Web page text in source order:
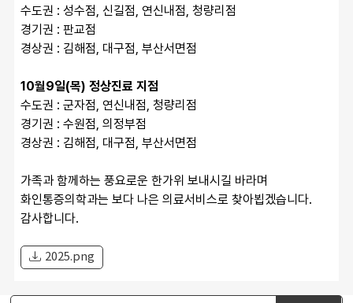
수도권 : 성수점, 신길점, 연신내점, 청량리점
경기권 : 판교점
경상권 : 김해점, 대구점, 부산서면점
10월9일(목) 정상진료 지점
수도권 : 군자점, 연신내점, 청량리점
경기권 : 수원점, 의정부점
경상권 : 김해점, 대구점, 부산서면점
가족과 함께하는 풍요로운 한가위 보내시길 바라며
화인통증의학과는 보다 나은 의료서비스로 찾아뵙겠습니다.
감사합니다.
2025.png